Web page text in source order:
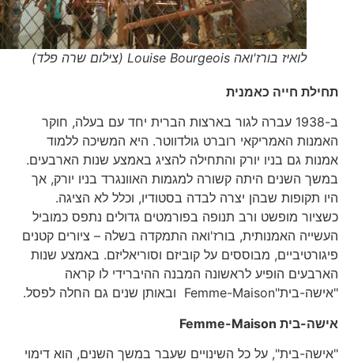
לואיז בורז'ואה Louise Bourgeois (צילום שרה פלד)
תחילת חייה כאמנית
ב-1938 עברה לגור בארצות הברית יחד עם בעלה, חוקר
האמנות האמריקאי רוברט גולדווטר. היא המשיכה ללמוד
אמנות גם בניו יורק והתחילה להציג באמצע שנות הארבעים.
במשך השנים היתה קשורה למגמות האוונגרד בניו יורק, אך
היו תקופות שבהן יצרה לבדה בסטודיו, וכלל לא הציגה.
כשציור מופשט ורב תנופה בפורמטים גדולים נתפס כמוביל
העשייה האמנותית, בורז'ואה התמקדה בשלה – ציורים קטנים
פיגורטיביים, מבוססים על קוביזם וסוריאליזם. באמצע שנות
הארבעים הופיע לראשונה המבנה ההיברידי לו קראה
"אישה-בית"Femme-Maison ובאותן שנים גם החלה לפסל.
אישה-ביתFemme-Maison
"אישה-בית", על כל השינויים שעבר במשך השנים, הוא דימוי